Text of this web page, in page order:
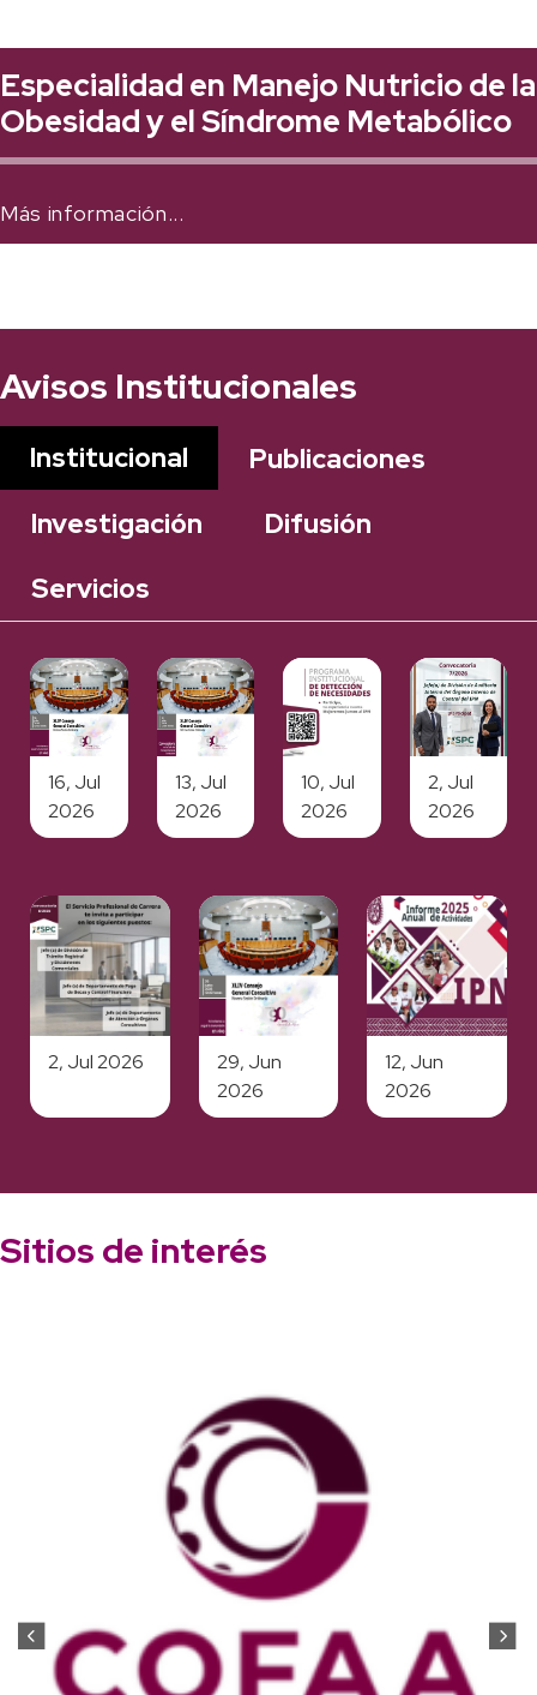
Especialidad en Manejo Nutricio de la
Obesidad y el Síndrome Metabólico
Más información...
Avisos Institucionales
Institucional
Publicaciones
Investigación
Difusión
Servicios
16, Jul
2026
13, Jul
2026
10, Jul
2026
2, Jul
2026
2, Jul 2026
29, Jun
2026
12, Jun
2026
Sitios de interés